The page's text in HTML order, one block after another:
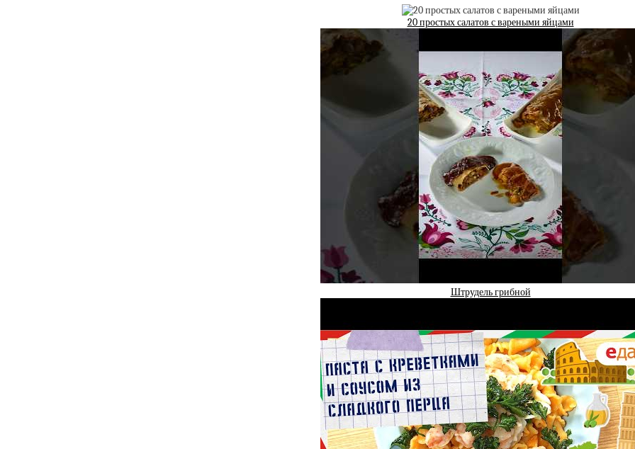
20 простых салатов с вареными яйцами
Штрудель грибной